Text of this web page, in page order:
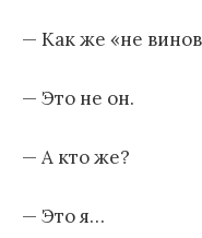
— Как же «не
— Это не он.
— А кто же?
— Это я…